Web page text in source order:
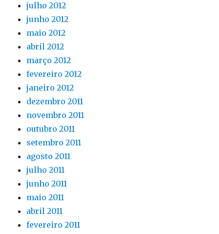
julho 2012
junho 2012
maio 2012
abril 2012
março 2012
fevereiro 2012
janeiro 2012
dezembro 2011
novembro 2011
outubro 2011
setembro 2011
agosto 2011
julho 2011
junho 2011
maio 2011
abril 2011
fevereiro 2011